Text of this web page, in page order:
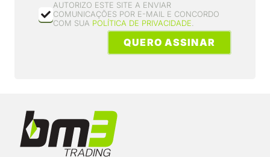
AUTORIZO ESTE SITE A ENVIAR
COMUNICAÇÕES POR E-MAIL E CONCORDO
COM SUA POLÍTICA DE PRIVACIDADE.
QUERO ASSINAR